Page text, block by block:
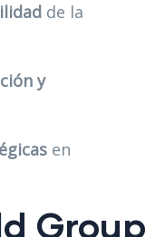
de la
y
en
Group